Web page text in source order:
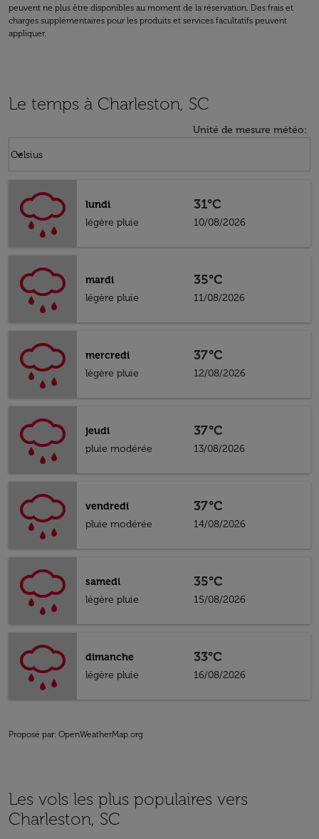
peuvent ne plus être disponibles au moment de la réservation. Des frais et
charges supplémentaires pour les produits et services facultatifs peuvent
appliquer.
Le temps à Charleston, SC
Unité de mesure météo:
Celsius
keyboard_arrow_down
lundi
légère pluie
31°C
10/08/2026
mardi
légère pluie
35°C
11/08/2026
mercredi
légère pluie
37°C
12/08/2026
jeudi
pluie modérée
37°C
13/08/2026
vendredi
pluie modérée
37°C
14/08/2026
samedi
légère pluie
35°C
15/08/2026
dimanche
légère pluie
33°C
16/08/2026
Proposé par: OpenWeatherMap.org
Les vols les plus populaires vers
Charleston, SC